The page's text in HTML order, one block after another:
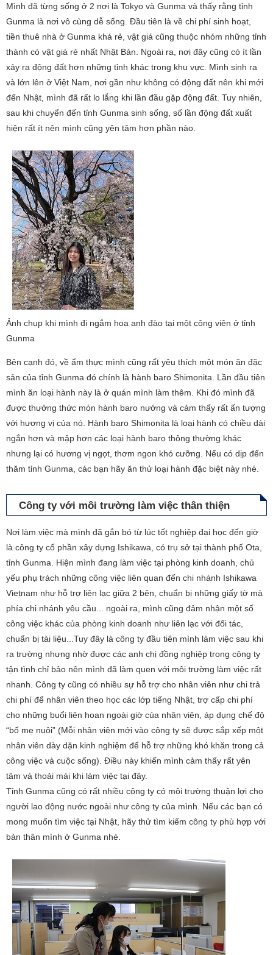
Mình đã từng sống ở 2 nơi là Tokyo và Gunma và thấy rằng tỉnh
Gunma là nơi vô cùng dễ sống. Đầu tiên là về chi phí sinh hoạt,
tiền thuê nhà ở Gunma khá rẻ, vật giá cũng thuộc nhóm những tỉnh
thành có vật giá rẻ nhất Nhật Bản. Ngoài ra, nơi đây cũng có ít lần
xảy ra động đất hơn những tỉnh khác trong khu vực. Mình sinh ra
và lớn lên ở Việt Nam, nơi gần như không có động đất nên khi mới
đến Nhật, mình đã rất lo lắng khi lần đầu gặp động đất. Tuy nhiên,
sau khi chuyển đến tỉnh Gunma sinh sống, số lần động đất xuất
hiện rất ít nên mình cũng yên tâm hơn phần nào.
Ảnh chụp khi mình đi ngắm hoa anh đào tại một công viên ở tỉnh
Gunma
Bên cạnh đó, về ẩm thực mình cũng rất yêu thích một món ăn đặc
sản của tỉnh Gunma đó chính là hành baro Shimonita. Lần đầu tiên
mình ăn loại hành này là ở quán mình làm thêm. Khi đó mình đã
được thưởng thức món hành baro nướng và cảm thấy rất ấn tượng
với hương vị của nó. Hành baro Shimonita là loại hành có chiều dài
ngắn hơn và mập hơn các loại hành baro thông thường khác
nhưng lại có hương vị ngọt, thơm ngon khó cưỡng. Nếu có dịp đến
thăm tỉnh Gunma, các bạn hãy ăn thử loại hành đặc biệt này nhé.
Công ty với môi trường làm việc thân thiện
Nơi làm việc mà mình đã gắn bó từ lúc tốt nghiệp đại học đến giờ
là công ty cổ phần xây dựng Ishikawa, có trụ sở tại thành phố Ota,
tỉnh Gunma. Hiện mình đang làm việc tại phòng kinh doanh, chủ
yếu phụ trách những công việc liên quan đến chi nhánh Ishikawa
Vietnam như hỗ trợ liên lạc giữa 2 bên, chuẩn bị những giấy tờ mà
phía chi nhánh yêu cầu... ngoài ra, mình cũng đảm nhận một số
công việc khác của phòng kinh doanh như liên lạc với đối tác,
chuẩn bị tài liệu...Tuy đây là công ty đầu tiên mình làm việc sau khi
ra trường nhưng nhờ được các anh chị đồng nghiệp trong công ty
tận tình chỉ bảo nên mình đã làm quen với môi trường làm việc rất
nhanh. Công ty cũng có nhiều sự hỗ trợ cho nhân viên như chi trả
chi phí để nhân viên theo học các lớp tiếng Nhật, trợ cấp chi phí
cho những buổi liên hoan ngoài giờ của nhân viên, áp dụng chế độ
“bố mẹ nuôi” (Mỗi nhân viên mới vào công ty sẽ được sắp xếp một
nhân viên dày dặn kinh nghiệm để hỗ trợ những khó khăn trong cả
công việc và cuộc sống). Điều này khiến mình cảm thấy rất yên
tâm và thoải mái khi làm việc tại đây.
Tỉnh Gunma cũng có rất nhiều công ty có môi trường thuận lợi cho
người lao động nước ngoài như công ty của mình. Nếu các bạn có
mong muốn tìm việc tại Nhật, hãy thử tìm kiếm công ty phù hợp với
bản thân mình ở Gunma nhé.